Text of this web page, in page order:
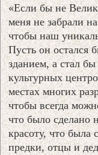
«Если бы не
меня не забрали
чтобы наш
Пусть он остался
зданием, а стал
культурных
местах многих
чтобы всегда
что было
красоту, что была
предки, отцы и